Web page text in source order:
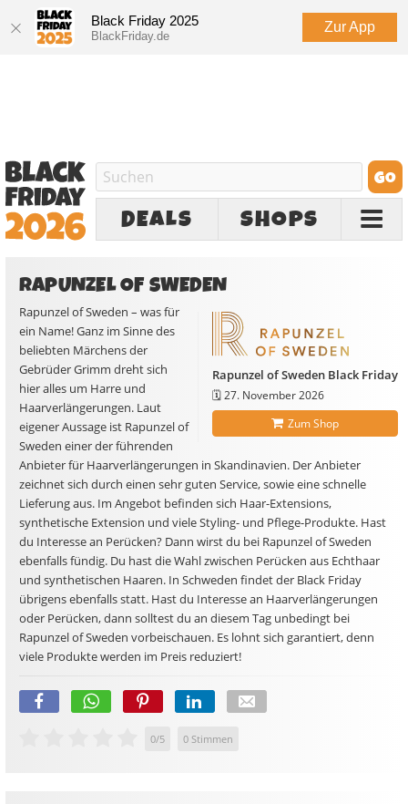
Black Friday 2025
BlackFriday.de
Zur App
DEALS SHOPS
RAPUNZEL OF SWEDEN
Rapunzel of Sweden Black Friday
🗓️27. November 2026
Zum Shop
Rapunzel of Sweden – was für
ein Name! Ganz im Sinne des
beliebten Märchens der
Gebrüder Grimm dreht sich
hier alles um Harre und
Haarverlängerungen. Laut
eigener Aussage ist Rapunzel of
Sweden einer der führenden
Anbieter für Haarverlängerungen in Skandinavien. Der Anbieter
zeichnet sich durch einen sehr guten Service, sowie eine schnelle
Lieferung aus. Im Angebot befinden sich Haar-Extensions,
synthetische Extension und viele Styling- und Pflege-Produkte. Hast
du Interesse an Perücken? Dann wirst du bei Rapunzel of Sweden
ebenfalls fündig. Du hast die Wahl zwischen Perücken aus Echthaar
und synthetischen Haaren. In Schweden findet der Black Friday
übrigens ebenfalls statt. Hast du Interesse an Haarverlängerungen
oder Perücken, dann solltest du an diesem Tag unbedingt bei
Rapunzel of Sweden vorbeischauen. Es lohnt sich garantiert, denn
viele Produkte werden im Preis reduziert!
0/5 0 Stimmen